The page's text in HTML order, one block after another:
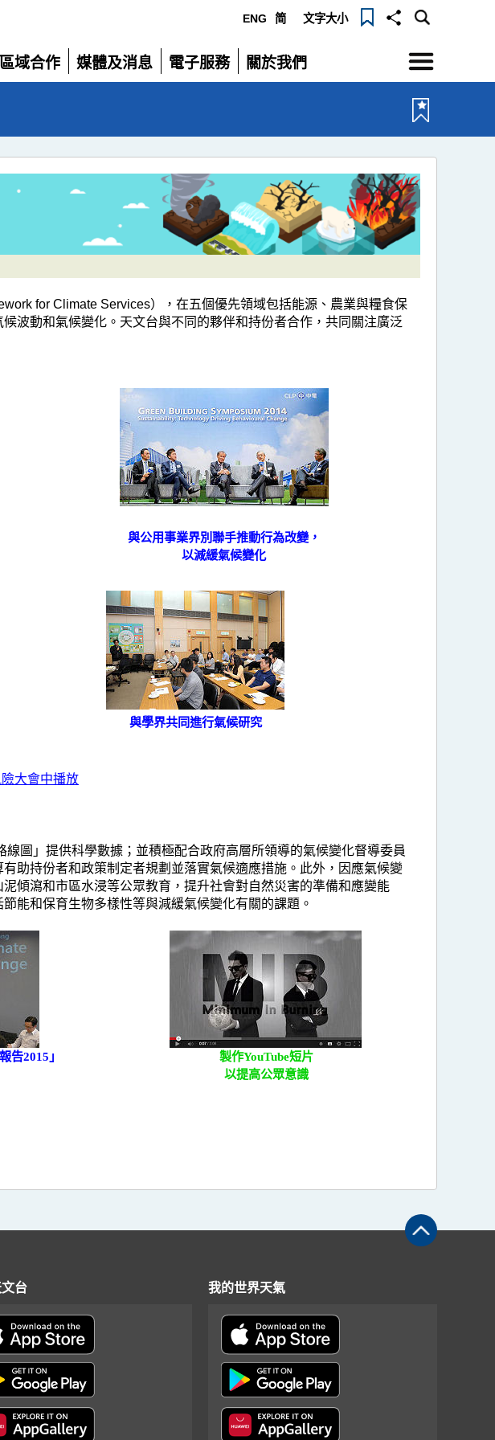
ENG 简 文字大小
域合作
媒體及消息
展
電子服務
展
關於我們
展
選
單
for Climate Services），在五個優先領域包括能源、農業與糧食保
波動和氣候變化。天文台與不同的夥伴和持份者合作，共同關注廣泛
與公用事業界別聯手推動行為改變，
以減緩氣候變化
與學界共同進行氣候研究
大會中播放
圖」提供科學數據；並積極配合政府高層所領導的氣候變化督導委員
助持份者和政策制定者規劃並落實氣候適應措施。此外，因應氣候變
傾瀉和市區水浸等公眾教育，提升社會對自然災害的準備和應變能
能和保育生物多樣性等與減緩氣候變化有關的課題。
告2015」
製作YouTube短片
以提高公眾意識
台 我的世界天氣